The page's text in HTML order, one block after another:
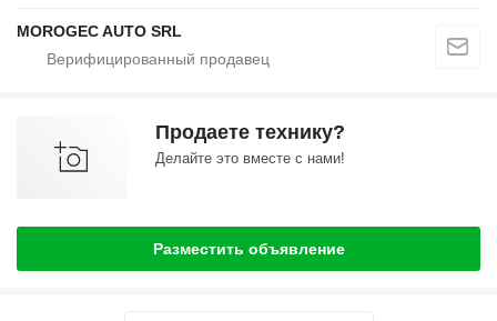
MOROGEC AUTO SRL
Продаете технику?
Делайте это вместе с нами!
Разместить объявление